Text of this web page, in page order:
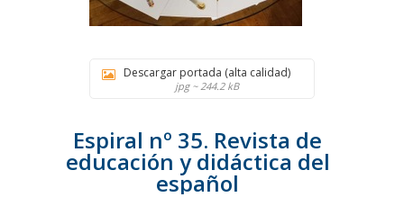
Descargar portada (alta calidad)
jpg ~ 244.2 kB
Espiral nº 35. Revista de
educación y didáctica del
español